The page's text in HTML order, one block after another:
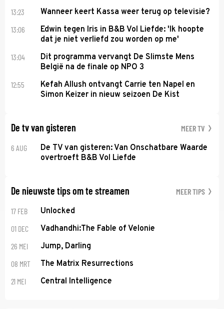
13:23 Wanneer keert Kassa weer terug op televisie?
13:06
Edwin tegen Iris in B&B Vol Liefde: 'Ik hoopte
dat je niet verliefd zou worden op me'
13:04
Dit programma vervangt De Slimste Mens
België na de finale op NPO 3
12:55
Kefah Allush ontvangt Carrie ten Napel en
Simon Keizer in nieuw seizoen De Kist
De tv van gisteren MEER TV
6 AUG
De TV van gisteren: Van Onschatbare Waarde
overtroeft B&B Vol Liefde
De nieuwste tips om te streamen MEER TIPS
17 FEB Unlocked
01 DEC Vadhandhi:The Fable of Velonie
26 MEI Jump, Darling
08 MRT The Matrix Resurrections
21 MEI Central Intelligence